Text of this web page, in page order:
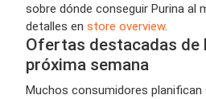
sobre dónde conseguir Purina al
detalles en store overview.
Ofertas destacadas de
próxima semana
Muchos consumidores